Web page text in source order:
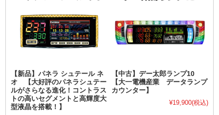
【新品】パネラ シュテール ネ
オ 【大好評のパネラシュテー
ルがさらなる進化！コントラス
トの高いセグメントと高輝度大
型液晶を搭載！】
【中古】デー太郎ランプ10
【大一電機産業 データランプ
カウンター】
¥19,900(税込)